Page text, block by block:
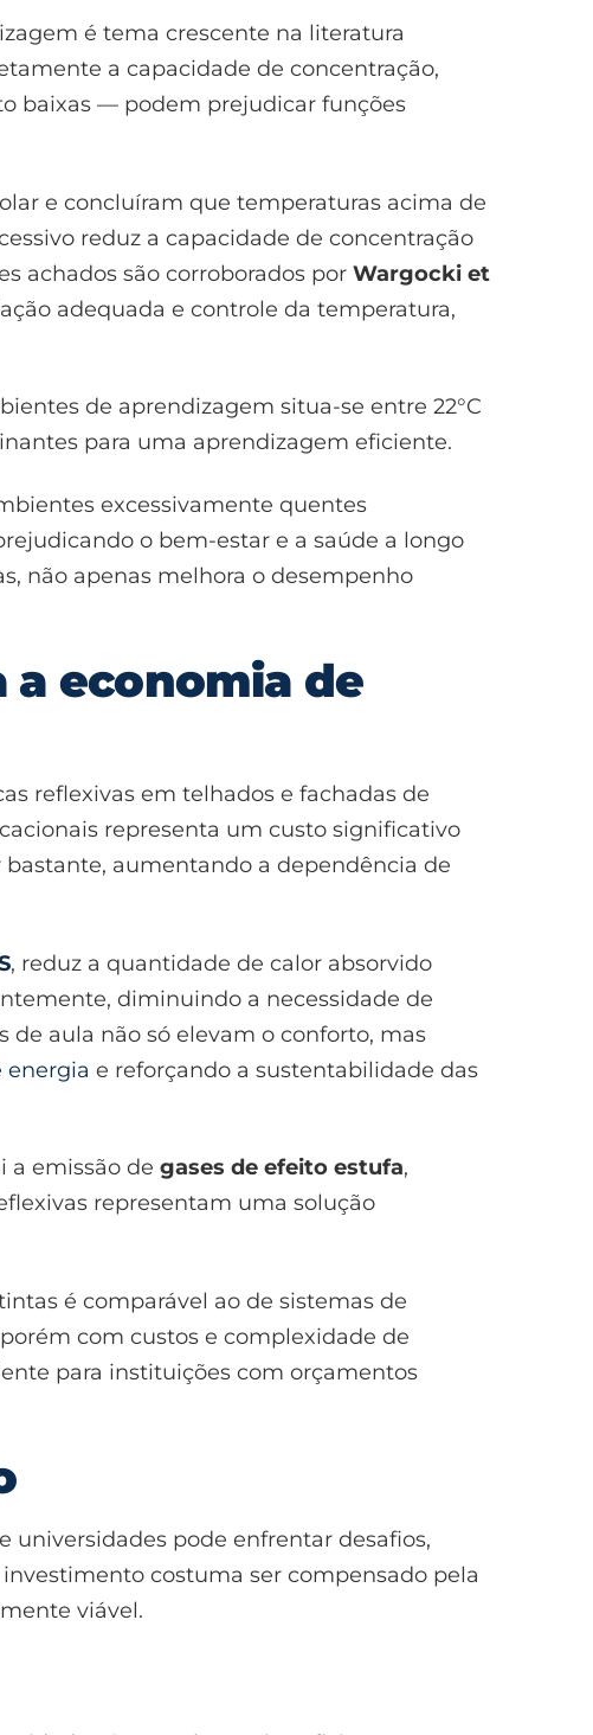
é tema crescente na literatura
a capacidade de concentração,
baixas — podem prejudicar funções
e concluíram que temperaturas acima de
reduz a capacidade de concentração
achados são corroborados porWargocki et
adequada e controle da temperatura,
de aprendizagem situa-se entre 22°C
para uma aprendizagem eficiente.
excessivamente quentes
o bem-estar e a saúde a longo
não apenas melhora o desempenho
economia de
reflexivas em telhados e fachadas de
representa um custo significativo
aumentando a dependência de
, reduz a quantidade de calor absorvido
diminuindo a necessidade de
de aula não só elevam o conforto, mas
energia e reforçando a sustentabilidade das
a emissão degases de efeito estufa,
representam uma solução
é comparável ao de sistemas de
com custos e complexidade de
para instituições com orçamentos
universidades pode enfrentar desafios,
costuma ser compensado pela
viável.